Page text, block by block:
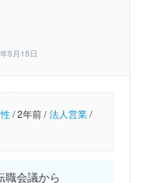
5月15日
/2年前 / 法人営業/
会議から